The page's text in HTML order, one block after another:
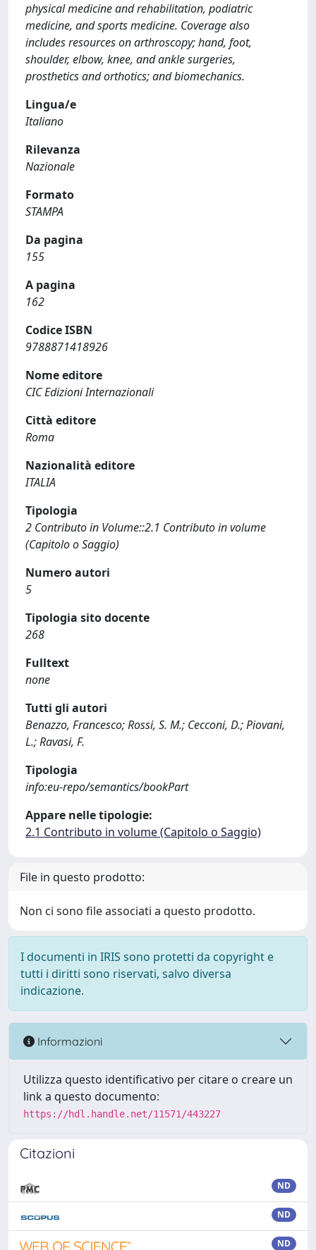
physical medicine and rehabilitation, podiatric
medicine, and sports medicine. Coverage also
includes resources on arthroscopy; hand, foot,
shoulder, elbow, knee, and ankle surgeries,
prosthetics and orthotics; and biomechanics.
Lingua/e
Italiano
Rilevanza
Nazionale
Formato
STAMPA
Da pagina
155
A pagina
162
Codice ISBN
9788871418926
Nome editore
CIC Edizioni Internazionali
Città editore
Roma
Nazionalità editore
ITALIA
Tipologia
2 Contributo in Volume::2.1 Contributo in volume
(Capitolo o Saggio)
Numero autori
5
Tipologia sito docente
268
Fulltext
none
Tutti gli autori
Benazzo, Francesco; Rossi, S. M.; Cecconi, D.; Piovani,
L.; Ravasi, F.
Tipologia
info:eu-repo/semantics/bookPart
Appare nelle tipologie:
2.1 Contributo in volume (Capitolo o Saggio)
File in questo prodotto:
Non ci sono file associati a questo prodotto.
I documenti in IRIS sono protetti da copyright e
tutti i diritti sono riservati, salvo diversa
indicazione.
Informazioni
Utilizza questo identificativo per citare o creare un
link a questo documento:
https://hdl.handle.net/11571/443227
Citazioni
ND
ND
ND